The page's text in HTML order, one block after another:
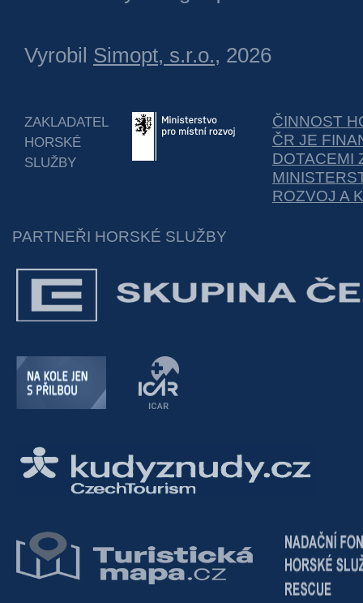
Vyrobil Simopt, s.r.o., 2026
ZAKLADATEL
HORSKÉ
SLUŽBY
ČINNOST
ČR JE
DOTACEMI
ROZVOJ A
PARTNEŘI HORSKÉ SLUŽBY